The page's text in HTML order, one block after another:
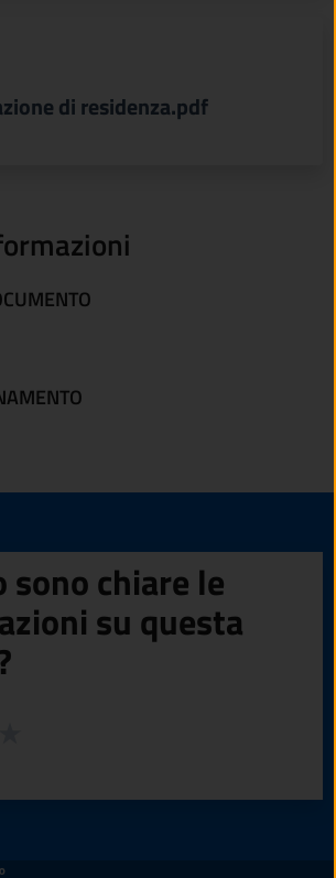
di residenza.pdf
scheda).
sono chiare le
su questa